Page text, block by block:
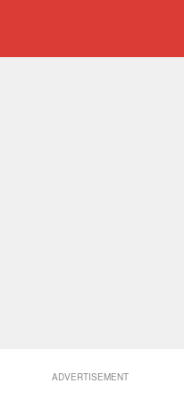
ADVERTISEMENT